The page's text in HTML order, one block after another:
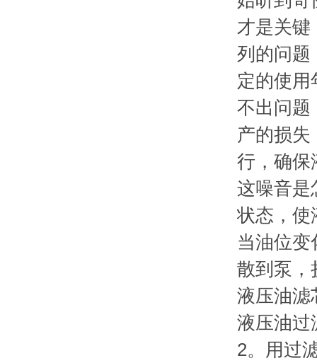
才是关键
列的问题
定的使用
不出问题
产的损失
行，确保
这噪音是
状态，使
当油位变
散到泵，
液压油滤
液压油过
2。用过